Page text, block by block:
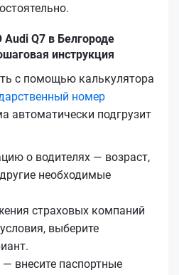
Q7 в Белгороде
инструкция
с помощью калькулятора
номер
автоматически подгрузит
о водителях — возраст,
необходимые
страховых компаний
выберите
внесите паспортные